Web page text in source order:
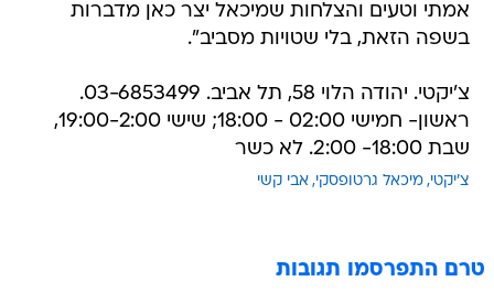
אמתי וטעים והצלחות שמיכאל יצר כאן מדברות
בשפה הזאת, בלי שטויות מסביב".
צ'יקטי. יהודה הלוי 58, תל אביב. 03-6853499.
ראשון- חמישי 02:00 - 18:00; שישי 19:00-2:00,
שבת 18:00- 2:00. לא כשר
צ'יקטי מיכאל גרטופסקי אבי קשי
טרם התפרסמו תגובות